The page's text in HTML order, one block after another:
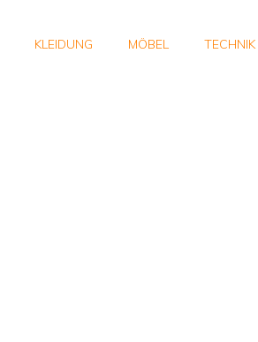
KLEIDUNG MÖBEL TECHNIK